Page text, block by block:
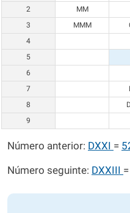
2
MM
3
MMM
4
5
6
7
8
9
Número anterior: DXXI =
Número seguinte: DXXIII =